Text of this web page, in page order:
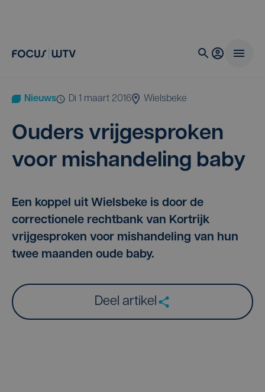
Nieuws di 1 maart 2016 Wielsbeke
Ouders vrij­ge­spro­ken
voor mis­han­de­ling baby
Een koppel uit Wielsbeke is door de
correctionele rechtbank van Kortrijk
vrijgesproken voor mishandeling van hun
twee maanden oude baby.
Deel artikel